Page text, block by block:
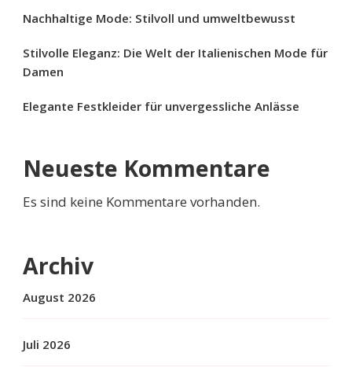
Nachhaltige Mode: Stilvoll und umweltbewusst
Stilvolle Eleganz: Die Welt der Italienischen Mode für
Damen
Elegante Festkleider für unvergessliche Anlässe
Neueste Kommentare
Es sind keine Kommentare vorhanden.
Archiv
August 2026
Juli 2026